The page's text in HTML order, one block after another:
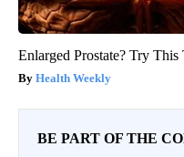
Enlarged Prostate? Try
Health Weekly
BE PART OF THE